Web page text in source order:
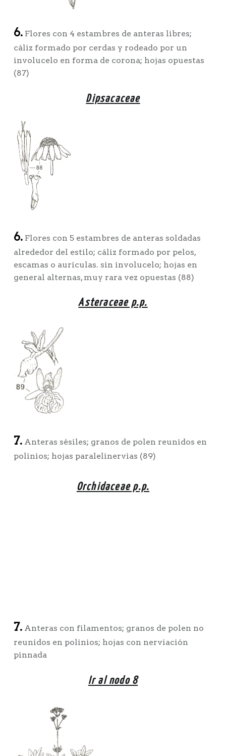
6.Flores con 4 estambres de anteras libres;
cáliz formado por cerdas y rodeado por un
involucelo en forma de corona; hojas opuestas
(87)
Dipsacaceae
6.Flores con 5 estambres de anteras soldadas
alrededor del estilo; cáliz formado por pelos,
escamas o aurículas. sin involucelo; hojas en
general alternas, muy rara vez opuestas (88)
Asteraceae p.p.
7.Anteras sésiles; granos de polen reunidos en
polinios; hojas paralelinervias (89)
Orchidaceae p.p.
7.Anteras con filamentos; granos de polen no
reunidos en polinios; hojas con nerviación
pinnada
Ir al nodo 8